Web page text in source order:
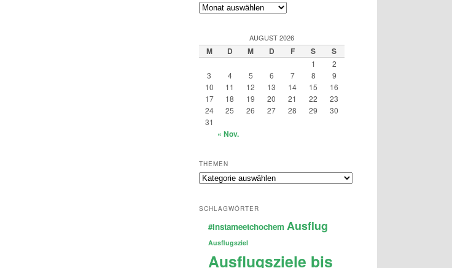
Archiv
AUGUST 2026
M D M D F S S
1
2
3
4 5 6 7 8
9
10
11 12 13 14 15
16
17
18 19 20 21 22
23
24
25 26 27 28 29
30
31
« Nov.
THEMEN
Themen
SCHLAGWÖRTER
#instameetchochem Ausflug
Ausflugsziel
Ausflugsziele bis